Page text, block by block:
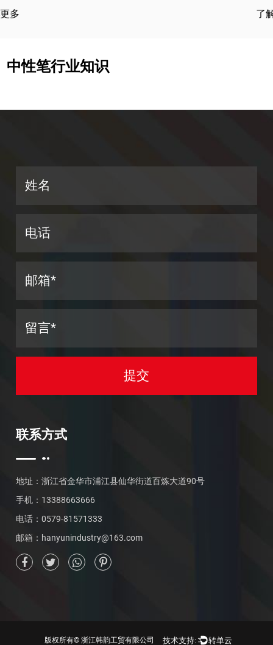
中性笔行业知识
联系方式
地址：浙江省金华市浦江县仙华街道百炼大道90号
手机：13388663666
电话：0579-81571333
邮箱： hanyunindustry@163.com
版权所有© 浙江韩韵工贸有限公司 技术支持: 转单云